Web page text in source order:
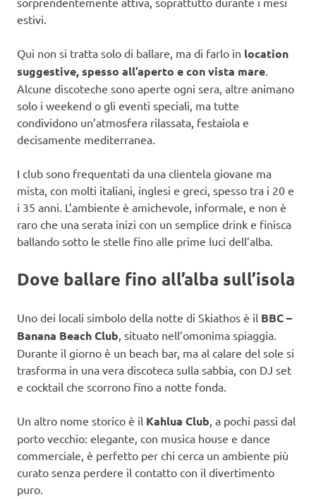
estivi.
Qui non si tratta solo di ballare, ma di farlo in location
suggestive, spesso all’aperto e con vista mare.
Alcune discoteche sono aperte ogni sera, altre animano
solo i weekend o gli eventi speciali, ma tutte
condividono un’atmosfera rilassata, festaiola e
decisamente mediterranea.
I club sono frequentati da una clientela giovane ma
mista, con molti italiani, inglesi e greci, spesso tra i 20 e
i 35 anni. L’ambiente è amichevole, informale, e non è
raro che una serata inizi con un semplice drink e finisca
ballando sotto le stelle fino alle prime luci dell’alba.
Dove ballare fino all’alba sull’isola
Uno dei locali simbolo della notte di Skiathos è il BBC –
Banana Beach Club, situato nell’omonima spiaggia.
Durante il giorno è un beach bar, ma al calare del sole si
trasforma in una vera discoteca sulla sabbia, con DJ set
e cocktail che scorrono fino a notte fonda.
Un altro nome storico è il Kahlua Club, a pochi passi dal
porto vecchio: elegante, con musica house e dance
commerciale, è perfetto per chi cerca un ambiente più
curato senza perdere il contatto con il divertimento
puro.